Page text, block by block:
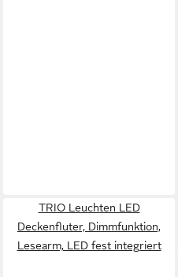
TRIO Leuchten LED
Deckenfluter, Dimmfunktion,
Lesearm, LED fest integriert